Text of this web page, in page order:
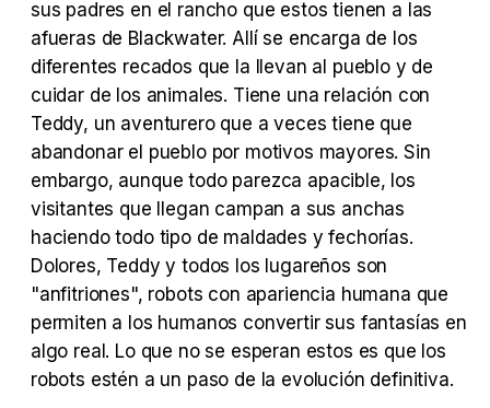
sus padres en el rancho que estos tienen a las
afueras de Blackwater. Allí se encarga de los
diferentes recados que la llevan al pueblo y de
cuidar de los animales. Tiene una relación con
Teddy, un aventurero que a veces tiene que
abandonar el pueblo por motivos mayores. Sin
embargo, aunque todo parezca apacible, los
visitantes que llegan campan a sus anchas
haciendo todo tipo de maldades y fechorías.
Dolores, Teddy y todos los lugareños son
"anfitriones", robots con apariencia humana que
permiten a los humanos convertir sus fantasías en
algo real. Lo que no se esperan estos es que los
robots estén a un paso de la evolución definitiva.